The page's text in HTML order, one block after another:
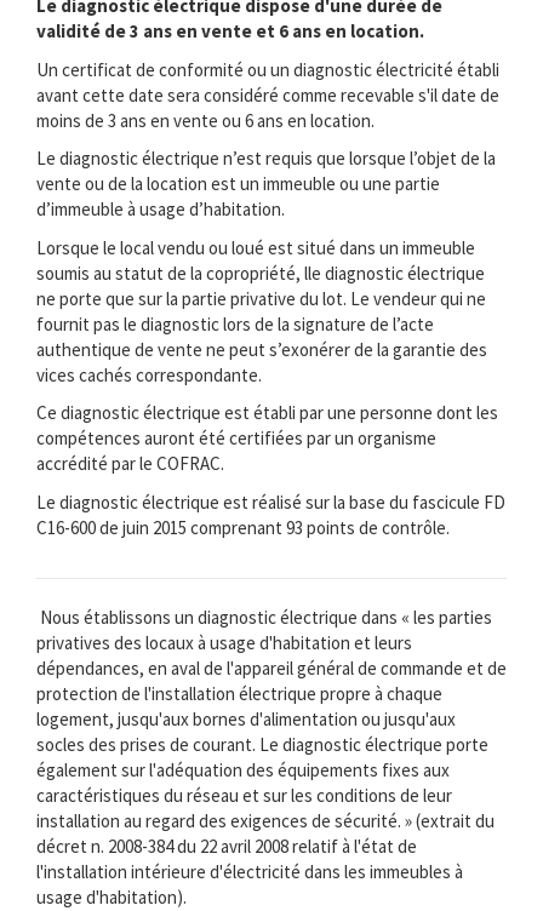
Le diagnostic électrique dispose d'une durée de
validité de 3 ans en vente et 6 ans en location.
Un certificat de conformité ou un diagnostic électricité établi
avant cette date sera considéré comme recevable s'il date de
moins de 3 ans en vente ou 6 ans en location.
Le diagnostic électrique n’est requis que lorsque l’objet de la
vente ou de la location est un immeuble ou une partie
d’immeuble à usage d’habitation.
Lorsque le local vendu ou loué est situé dans un immeuble
soumis au statut de la copropriété, lle diagnostic électrique
ne porte que sur la partie privative du lot. Le vendeur qui ne
fournit pas le diagnostic lors de la signature de l’acte
authentique de vente ne peut s’exonérer de la garantie des
vices cachés correspondante.
Ce diagnostic électrique est établi par une personne dont les
compétences auront été certifiées par un organisme
accrédité par le COFRAC.
Le diagnostic électrique est réalisé sur la base du fascicule FD
C16-600 de juin 2015 comprenant 93 points de contrôle.
Nous établissons un diagnostic électrique dans « les parties
privatives des locaux à usage d'habitation et leurs
dépendances, en aval de l'appareil général de commande et de
protection de l'installation électrique propre à chaque
logement, jusqu'aux bornes d'alimentation ou jusqu'aux
socles des prises de courant. Le diagnostic électrique porte
également sur l'adéquation des équipements fixes aux
caractéristiques du réseau et sur les conditions de leur
installation au regard des exigences de sécurité. » (extrait du
décret n. 2008-384 du 22 avril 2008 relatif à l'état de
l'installation intérieure d'électricité dans les immeubles à
usage d'habitation).